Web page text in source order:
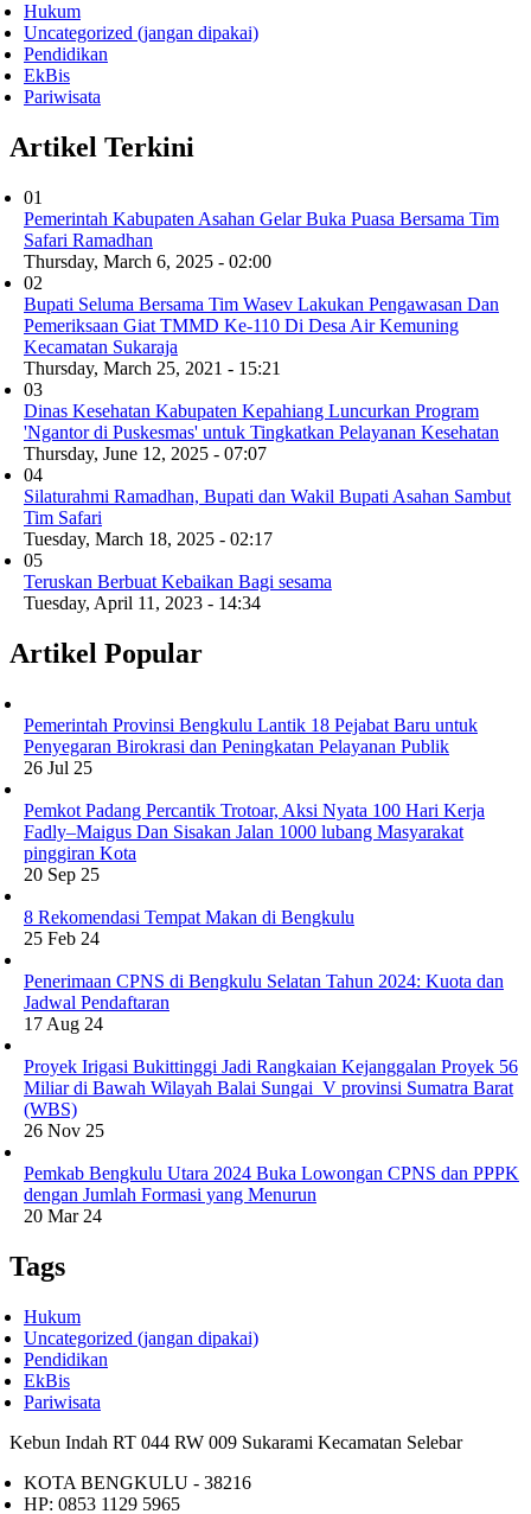
Hukum
Uncategorized (jangan dipakai)
Pendidikan
EkBis
Pariwisata
Artikel Terkini
01
Pemerintah Kabupaten Asahan Gelar Buka Puasa Bersama Tim
Safari Ramadhan
Thursday, March 6, 2025 - 02:00
02
Bupati Seluma Bersama Tim Wasev Lakukan Pengawasan Dan
Pemeriksaan Giat TMMD Ke-110 Di Desa Air Kemuning
Kecamatan Sukaraja
Thursday, March 25, 2021 - 15:21
03
Dinas Kesehatan Kabupaten Kepahiang Luncurkan Program
'Ngantor di Puskesmas' untuk Tingkatkan Pelayanan Kesehatan
Thursday, June 12, 2025 - 07:07
04
Silaturahmi Ramadhan, Bupati dan Wakil Bupati Asahan Sambut
Tim Safari
Tuesday, March 18, 2025 - 02:17
05
Teruskan Berbuat Kebaikan Bagi sesama
Tuesday, April 11, 2023 - 14:34
Artikel Popular
Pemerintah Provinsi Bengkulu Lantik 18 Pejabat Baru untuk
Penyegaran Birokrasi dan Peningkatan Pelayanan Publik
26 Jul 25
Pemkot Padang Percantik Trotoar, Aksi Nyata 100 Hari Kerja
Fadly–Maigus Dan Sisakan Jalan 1000 lubang Masyarakat
pinggiran Kota
20 Sep 25
8 Rekomendasi Tempat Makan di Bengkulu
25 Feb 24
Penerimaan CPNS di Bengkulu Selatan Tahun 2024: Kuota dan
Jadwal Pendaftaran
17 Aug 24
Proyek Irigasi Bukittinggi Jadi Rangkaian Kejanggalan Proyek 56
Miliar di Bawah Wilayah Balai Sungai V provinsi Sumatra Barat
(WBS)
26 Nov 25
Pemkab Bengkulu Utara 2024 Buka Lowongan CPNS dan PPPK
dengan Jumlah Formasi yang Menurun
20 Mar 24
Tags
Hukum
Uncategorized (jangan dipakai)
Pendidikan
EkBis
Pariwisata
Kebun Indah RT 044 RW 009 Sukarami Kecamatan Selebar
KOTA BENGKULU - 38216
HP: 0853 1129 5965